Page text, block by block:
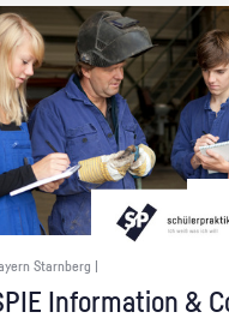
Starnberg |
In­for­ma­ti­on &